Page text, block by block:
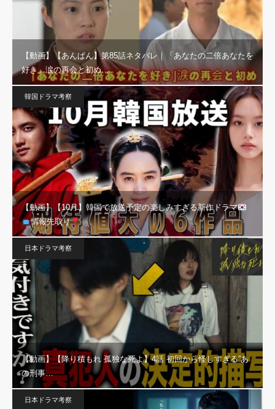
【動画】【あんぱん】第85話ネタバレ｜「あなたの二倍あなたを
好き」涙の再会と初め…
韓国ドラマ考察
【動画】【10月】韓国で放送予定の楽しみすぎる新作ドラマ
情報先取り
日本ドラマ考察
【動画】【降り積もれ 孤独な死よ】4話 初回から怪しすぎる”あ
の刑事…
日本ドラマ考察